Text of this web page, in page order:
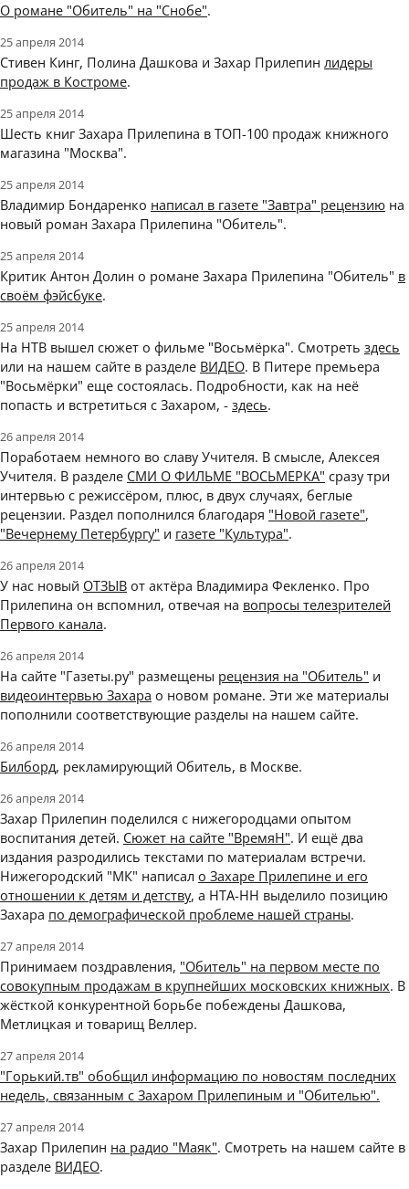
О романе "Обитель" на "Снобе".
25 апреля 2014
Стивен Кинг, Полина Дашкова и Захар Прилепин лидеры
продаж в Костроме.
25 апреля 2014
Шесть книг Захара Прилепина в ТОП-100 продаж книжного
магазина "Москва".
25 апреля 2014
Владимир Бондаренко написал в газете "Завтра" рецензию на
новый роман Захара Прилепина "Обитель".
25 апреля 2014
Критик Антон Долин о романе Захара Прилепина "Обитель" в
своём фэйсбуке.
25 апреля 2014
На НТВ вышел сюжет о фильме "Восьмёрка". Смотреть здесь
или на нашем сайте в разделе ВИДЕО. В Питере премьера
"Восьмёрки" еще состоялась. Подробности, как на неё
попасть и встретиться с Захаром, - здесь.
26 апреля 2014
Поработаем немного во славу Учителя. В смысле, Алексея
Учителя. В разделе СМИ О ФИЛЬМЕ "ВОСЬМЕРКА" сразу три
интервью с режиссёром, плюс, в двух случаях, беглые
рецензии. Раздел пополнился благодаря "Новой газете",
"Вечернему Петербургу" и газете "Культура".
26 апреля 2014
У нас новый ОТЗЫВ от актёра Владимира Фекленко. Про
Прилепина он вспомнил, отвечая на вопросы телезрителей
Первого канала.
26 апреля 2014
На сайте "Газеты.ру" размещены рецензия на "Обитель" и
видеоинтервью Захара о новом романе. Эти же материалы
пополнили соответствующие разделы на нашем сайте.
26 апреля 2014
Билборд, рекламирующий Обитель, в Москве.
26 апреля 2014
Захар Прилепин поделился с нижегородцами опытом
воспитания детей. Сюжет на сайте "ВремяН". И ещё два
издания разродились текстами по материалам встречи.
Нижегородский "МК" написал о Захаре Прилепине и его
отношении к детям и детству, а НТА-НН выделило позицию
Захара по демографической проблеме нашей страны.
27 апреля 2014
Принимаем поздравления, "Обитель" на первом месте по
совокупным продажам в крупнейших московских книжных. В
жёсткой конкурентной борьбе побеждены Дашкова,
Метлицкая и товарищ Веллер.
27 апреля 2014
"Горький.тв" обобщил информацию по новостям последних
недель, связанным с Захаром Прилепиным и "Обителью".
27 апреля 2014
Захар Прилепин на радио "Маяк". Смотреть на нашем сайте в
разделе ВИДЕО.